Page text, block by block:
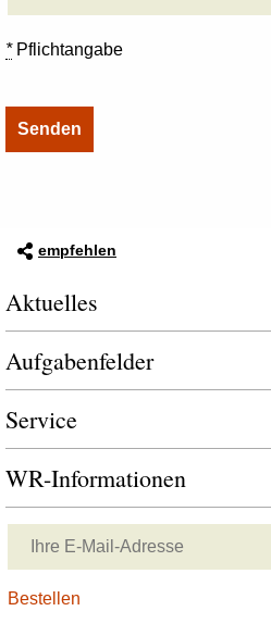
*Pflichtangabe
empfehlen
Aktuelles
Aufgabenfelder
Service
WR-Informationen